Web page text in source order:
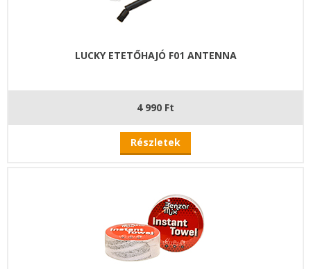
LUCKY ETETŐHAJÓ F01 ANTENNA
4 990 Ft
Részletek